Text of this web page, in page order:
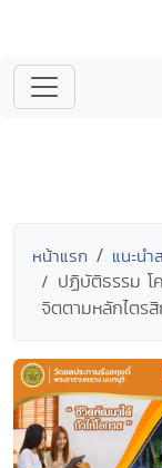
หน้าแรก แนะน
ปฏิบัติธรรม โ
จิตตามหลักไตร